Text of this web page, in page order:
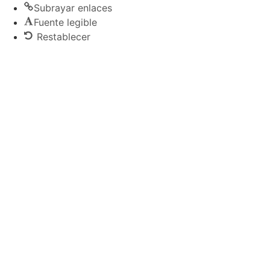
Subrayar enlaces
Fuente legible
Restablecer